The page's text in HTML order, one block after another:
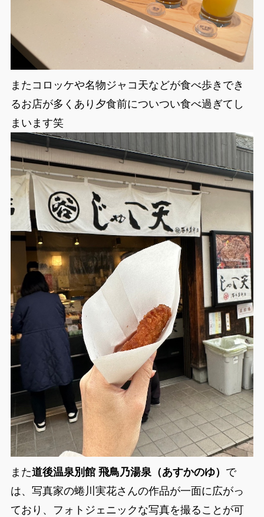
またコロッケや名物ジャコ天などが食べ歩きでき
るお店が多くあり夕食前についつい食べ過ぎてし
まいます笑
また道後温泉別館 飛鳥乃湯泉（あすかのゆ） で
は、写真家の蜷川実花さんの作品が一面に広がっ
ており、フォトジェニックな写真を撮ることが可